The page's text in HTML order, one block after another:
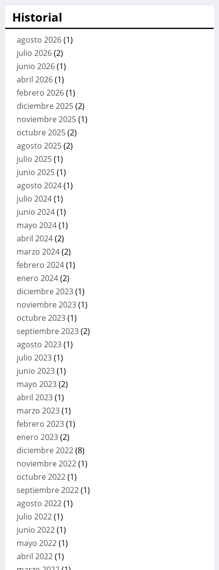
Historial
agosto 2026(1)
julio 2026(2)
junio 2026(1)
abril 2026(1)
febrero 2026(1)
diciembre 2025(2)
noviembre 2025(1)
octubre 2025(2)
agosto 2025(2)
julio 2025(1)
junio 2025(1)
agosto 2024(1)
julio 2024(1)
junio 2024(1)
mayo 2024(1)
abril 2024(2)
marzo 2024(2)
febrero 2024(1)
enero 2024(2)
diciembre 2023(1)
noviembre 2023(1)
octubre 2023(1)
septiembre 2023(2)
agosto 2023(1)
julio 2023(1)
junio 2023(1)
mayo 2023(2)
abril 2023(1)
marzo 2023(1)
febrero 2023(1)
enero 2023(2)
diciembre 2022(8)
noviembre 2022(1)
octubre 2022(1)
septiembre 2022(1)
agosto 2022(1)
julio 2022(1)
junio 2022(1)
mayo 2022(1)
abril 2022(1)